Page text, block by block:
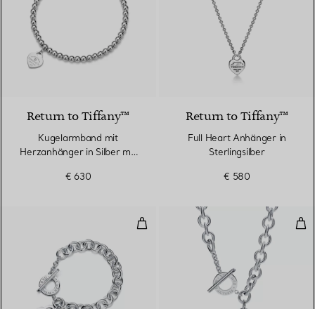
3 Farben
Return to Tiffany™
Kugelarmband mit
Herzanhänger in Silber mit
€ 630
Return to Tiffany™
Full Heart Anhänger in
Sterlingsilber
€ 580
Armband​ mit Herzanhänger und